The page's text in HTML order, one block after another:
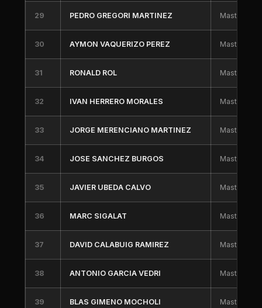
29 PEDRO GREGORI MARTINEZ Master 30
30 AYMON VAQUERIZO PEREZ Master 40
31 RONALD ROL Master 60
32 IVAN HERRERO MORALES Master 40
33 JORGE MERENCIANO MARTINEZ Master 50
34 JOSE SANCHEZ BURGOS Master 40
35 JAVIER UBEDA CALVO Master 30
36 MARC SIGALAT Master 40
37 DAVID CALABUIG RAMIREZ Master 50
38 ANTONIO GARCIA VEDRI Master 30
39 BLAS GIMENO MOCHOLI Master 40